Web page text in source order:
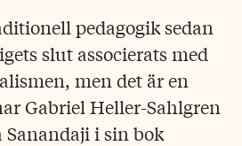
pedagogik sedan
slut associerats med
men det är en
Gabriel Heller-Sahlgren
Sanandaji i sin bok